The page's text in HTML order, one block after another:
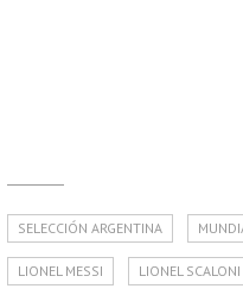
SELECCIÓN ARGENTINA
LIONEL MESSI LIONEL SCALONI